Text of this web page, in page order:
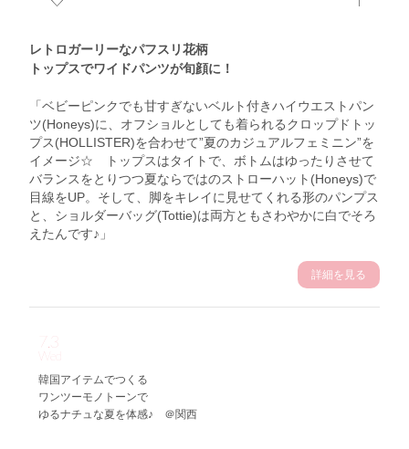
レトロガーリーなパフスリ花柄
トップスでワイドパンツが旬顔に！
「ベビーピンクでも甘すぎないベルト付きハイウエストパン
ツ(Honeys)に、オフショルとしても着られるクロップドトッ
プス(HOLLISTER)を合わせて”夏のカジュアルフェミニン”を
イメージ☆ トップスはタイトで、ボトムはゆったりさせて
バランスをとりつつ夏ならではのストローハット(Honeys)で
目線をUP。そして、脚をキレイに見せてくれる形のパンプス
と、ショルダーバッグ(Tottie)は両方ともさわやかに白でそろ
えたんです♪」
詳細を見る
Wed
韓国アイテムでつくる
ワンツーモノトーンで
ゆるナチュな夏を体感♪ ＠関西